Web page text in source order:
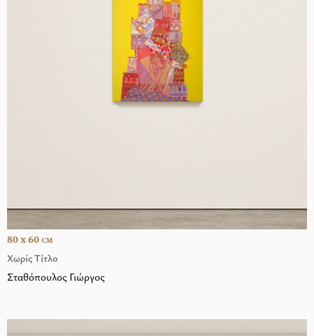
Χωρίς Τίτλο
80 x 60 CM
Σταθόπουλος Γιώργος